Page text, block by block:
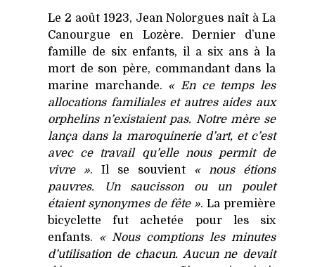
Le 2 août 1923, Jean Nolorgues naît à La
Canourgue en Lozère. Dernier d’une
famille de six enfants, il a six ans à la
mort de son père, commandant dans la
marine marchande. « En ce temps les
allocations familiales et autres aides aux
orphelins n’existaient pas. Notre mère se
lança dans la maroquinerie d’art, et c’est
avec ce travail qu’elle nous permit de
vivre ». Il se souvient « nous étions
pauvres. Un saucisson ou un poulet
étaient synonymes de fête ». La première
bicyclette fut achetée pour les six
enfants. « Nous comptions les minutes
d’utilisation de chacun. Aucun ne devait